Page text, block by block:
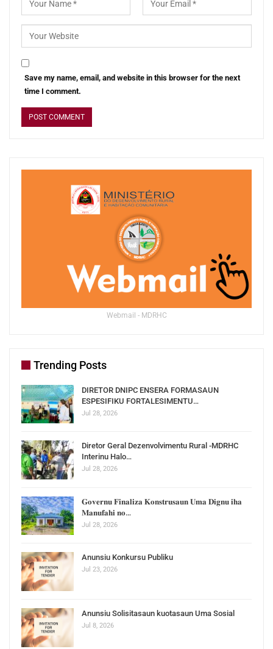
Save my name, email, and website in this browser for the next
time I comment.
Webmail - MDRHC
Trending Posts
DIRETOR DNIPC ENSERA FORMASAUN
ESPESIFIKU FORTALESIMENTU…
Jul 28, 2026
Diretor Geral Dezenvolvimentu Rural -MDRHC
Interinu Halo…
Jul 28, 2026
𝐆𝐨𝐯𝐞𝐫𝐧𝐮 𝐅𝐢𝐧𝐚𝐥𝐢𝐳𝐚 𝐊𝐨𝐧𝐬𝐭𝐫𝐮𝐬𝐚𝐮𝐧 𝐔𝐦𝐚 𝐃𝐢𝐠𝐧𝐮 𝐢𝐡𝐚
𝐌𝐚𝐧𝐮𝐟𝐚𝐡𝐢 𝐧𝐨…
Jul 28, 2026
Anunsiu Konkursu Publiku
Jul 23, 2026
Anunsiu Solisitasaun kuotasaun Uma Sosial
Jul 8, 2026